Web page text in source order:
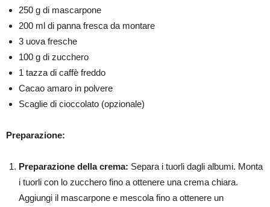
250 g di mascarpone
200 ml di panna fresca da montare
3 uova fresche
100 g di zucchero
1 tazza di caffè freddo
Cacao amaro in polvere
Scaglie di cioccolato (opzionale)
Preparazione:
Preparazione della crema: Separa i tuorli dagli albumi. Monta
i tuorli con lo zucchero fino a ottenere una crema chiara.
Aggiungi il mascarpone e mescola fino a ottenere un